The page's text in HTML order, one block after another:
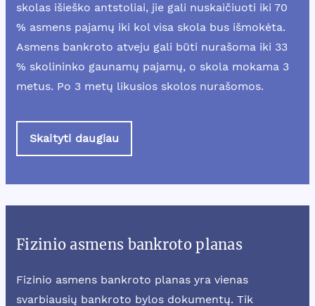
skolas išieško antstoliai, jie gali nuskaičiuoti iki 70
% asmens pajamų iki kol visa skola bus išmokėta.
Asmens bankroto atveju gali būti nurašoma iki 33
% skolininko gaunamų pajamų, o skola mokama 3
metus. Po 3 metų likusios skolos nurašomos.
Skaityti daugiau
Fizinio asmens bankroto planas
Fizinio asmens bankroto planas yra vienas
svarbiausių bankroto bylos dokumentų. Tik